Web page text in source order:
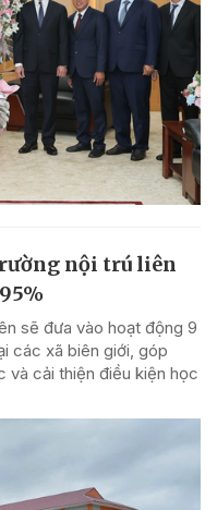
nội trú liên
sẽ đưa vào hoạt động 9
các xã biên giới, góp
và cải thiện điều kiện học